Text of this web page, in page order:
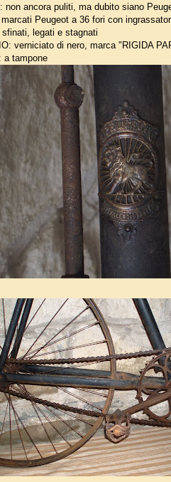
non ancora puliti, ma dubito siano
Peugeot a 36 fori con
sfinati, legati e stagnati
verniciato di nero, marca "RIGIDA
a tampone